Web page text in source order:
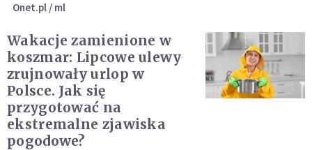
Onet.pl / ml
Wakacje zamienione w
koszmar: Lipcowe ulewy
zrujnowały urlop w
Polsce. Jak się
przygotować na
ekstremalne zjawiska
pogodowe?